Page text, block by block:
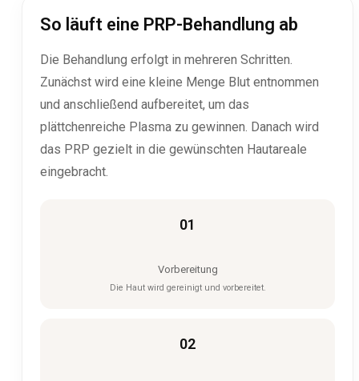
So läuft eine PRP-Behandlung ab
Die Behandlung erfolgt in mehreren Schritten.
Zunächst wird eine kleine Menge Blut entnommen
und anschließend aufbereitet, um das
plättchenreiche Plasma zu gewinnen. Danach wird
das PRP gezielt in die gewünschten Hautareale
eingebracht.
01
Vorbereitung
Die Haut wird gereinigt und vorbereitet.
02